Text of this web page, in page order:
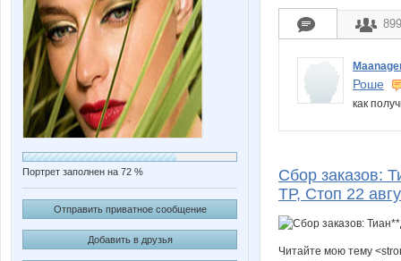
Портрет заполнен на 72 %
Отправить приватное сообщение
Добавить в друзья
899
Роше
как
Сбор заказов:
ТР, Стоп 22
Читайте мою тему